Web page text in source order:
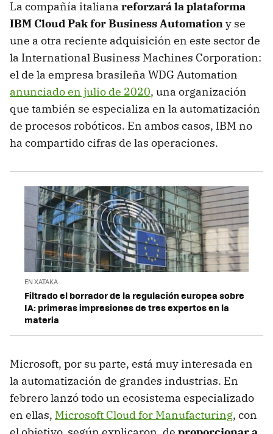
La compañía italiana reforzará la plataforma
IBM Cloud Pak for Business Automationy se
une a otra reciente adquisición en este sector de
la International Business Machines Corporation:
el de la empresa brasileña WDG Automation
anunciado en julio de 2020, una organización
que también se especializa en la automatización
de procesos robóticos. En ambos casos, IBM no
ha compartido cifras de las operaciones.
EN XATAKA
Filtrado el borrador de la regulación europea sobre
IA: primeras impresiones de tres expertos en la
materia
Microsoft, por su parte, está muy interesada en
la automatización de grandes industrias. En
febrero lanzó todo un ecosistema especializado
en ellas, Microsoft Cloud for Manufacturing, con